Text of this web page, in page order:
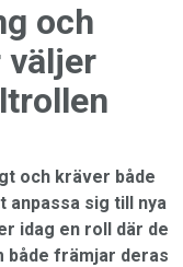
och
och kräver både
anpassa sig till nya
idag en roll där de
både främjar deras